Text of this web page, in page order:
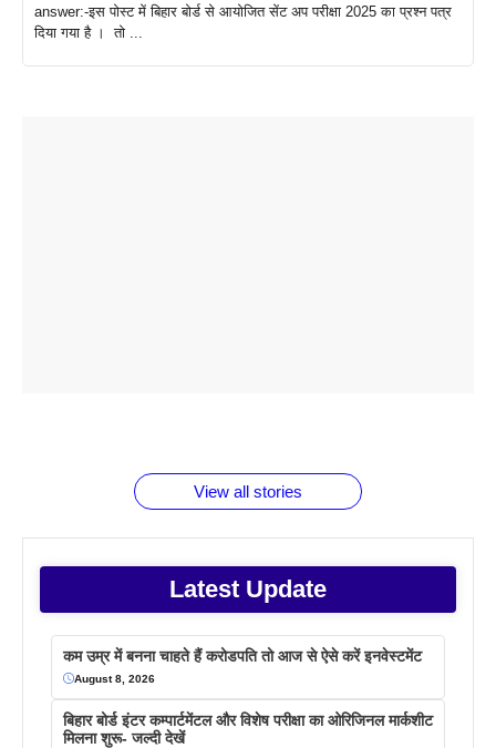
answer:-इस पोस्ट में बिहार बोर्ड से आयोजित सेंट अप परीक्षा 2025 का प्रश्न पत्र
दिया गया है । तो ...
View all stories
Latest Update
कम उम्र में बनना चाहते हैं करोडपति तो आज से ऐसे करें इनवेस्टमेंट
August 8, 2026
बिहार बोर्ड इंटर कम्पार्टमेंटल और विशेष परीक्षा का ओरिजिनल मार्कशीट
मिलना शुरू- जल्दी देखें